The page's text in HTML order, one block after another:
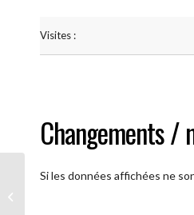
Visites :
Changements /
Si les données affichées ne